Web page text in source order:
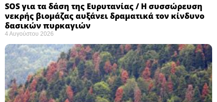
SOS για τα δάση της Ευρυτανίας / Η συσσώρευση
νεκρής βιομάζας αυξάνει δραματικά τον κίνδυνο
δασικών πυρκαγιών
4 Αυγούστου 2026